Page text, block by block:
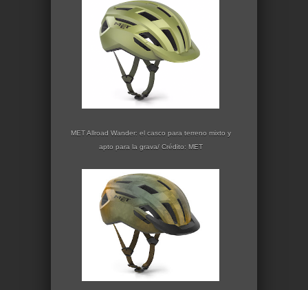
MET Allroad Wander: el casco para terreno mixto y
apto para la grava/ Crédito: MET